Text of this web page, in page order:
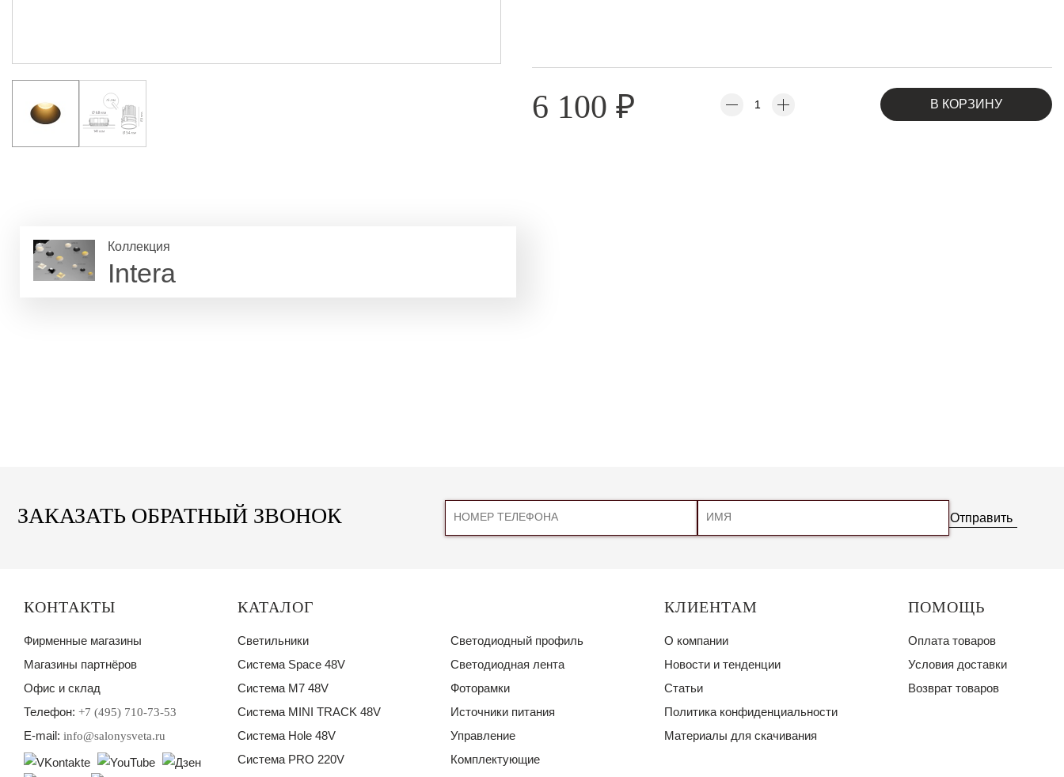
6 100 ₽ В КОРЗИНУ
Коллекция
Intera
ЗАКАЗАТЬ ОБРАТНЫЙ ЗВОНОК Отправить
КАТАЛОГ
Светильники
Система Space 48V
Система M7 48V
Система MINI TRACK 48V
Система Hole 48V
Система PRO 220V
Светодиодный профиль
Светодиодная лента
Фоторамки
Источники питания
Управление
Комплектующие
КЛИЕНТАМ
О компании
Новости и тенденции
Статьи
Политика конфиденциальности
Материалы для скачивания
ПОМОЩЬ
Оплата товаров
Условия доставки
Возврат товаров
КОНТАКТЫ
Фирменные магазины
Магазины партнёров
Офис и склад
Телефон: +7 (495) 710-73-53
E-mail: info@salonysveta.ru